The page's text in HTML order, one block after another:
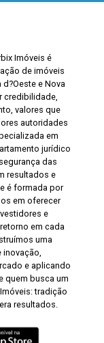
Imóveis é
de imóveis
e Nova
credibilidade,
valores que
autoridades
em
jurídico
das
resultados e
é formada por
em oferecer
e
em cada
uma
inovação,
e aplicando
quem busca um
tradição
resultados.